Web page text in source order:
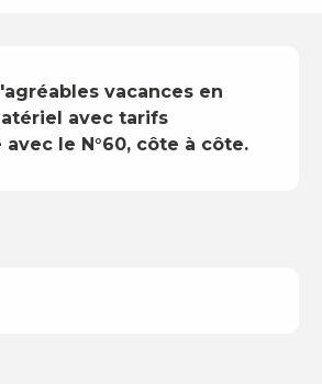
vacances en
avec tarifs
le N°60, côte à côte.